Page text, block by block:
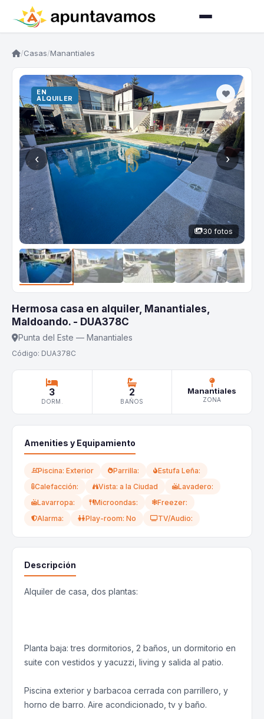
/Casas/Manantiales
‹ ›
EN
ALQUILER
30 fotos
Hermosa casa en alquiler, Manantiales,
Maldoando. - DUA378C
Punta del Este — Manantiales
Código: DUA378C
3
DORM.
2
BAÑOS
Manantiales
ZONA
Amenities y Equipamiento
Piscina: Exterior Parrilla:
Estufa Leña:
Calefacción:
Vista: a la Ciudad
Lavadero:
Lavarropa:
Microondas:
Freezer:
Alarma:
Play-room: No TV/Audio:
Descripción
Alquiler de casa, dos plantas:
Planta baja: tres dormitorios, 2 baños, un dormitorio en
suite con vestidos y yacuzzi, living y salida al patio.
Piscina exterior y barbacoa cerrada con parrillero, y
horno de barro. Aire acondicionado, tv y baño.